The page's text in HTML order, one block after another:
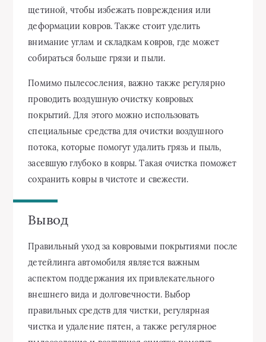
щетиной, чтобы избежать повреждения или
деформации ковров. Также стоит уделить
внимание углам и складкам ковров, где может
собираться больше грязи и пыли.
Помимо пылесосления, важно также регулярно
проводить воздушную очистку ковровых
покрытий. Для этого можно использовать
специальные средства для очистки воздушного
потока, которые помогут удалить грязь и пыль,
засевшую глубоко в ковры. Такая очистка поможет
сохранить ковры в чистоте и свежести.
Вывод
Правильный уход за ковровыми покрытиями после
детейлинга автомобиля является важным
аспектом поддержания их привлекательного
внешнего вида и долговечности. Выбор
правильных средств для чистки, регулярная
чистка и удаление пятен, а также регулярное